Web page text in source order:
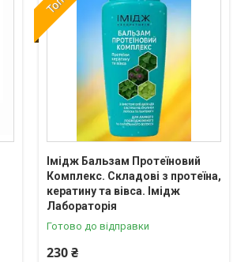
Імідж Бальзам Протеїновий
Комплекс. Складові з протеїна,
кератину та вівса. Імідж
Лабораторія
Готово до відправки
230 ₴